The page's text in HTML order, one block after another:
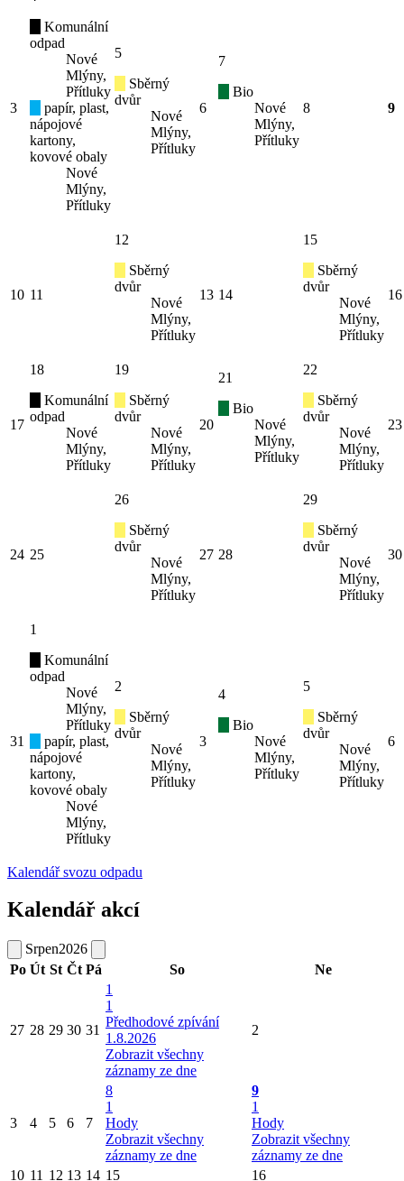
3
Komunální
odpad
Nové
Mlýny,
Přítluky
papír, plast,
nápojové
kartony,
kovové obaly
Nové
Mlýny,
Přítluky
5
Sběrný
dvůr
Nové
Mlýny,
Přítluky
6
7
Bio
Nové
Mlýny,
Přítluky
8 9
10 11
12
Sběrný
dvůr
Nové
Mlýny,
Přítluky
13 14
15
Sběrný
dvůr
Nové
Mlýny,
Přítluky
16
17
18
Komunální
odpad
Nové
Mlýny,
Přítluky
19
Sběrný
dvůr
Nové
Mlýny,
Přítluky
20
21
Bio
Nové
Mlýny,
Přítluky
22
Sběrný
dvůr
Nové
Mlýny,
Přítluky
23
24 25
26
Sběrný
dvůr
Nové
Mlýny,
Přítluky
27 28
29
Sběrný
dvůr
Nové
Mlýny,
Přítluky
30
31
1
Komunální
odpad
Nové
Mlýny,
Přítluky
papír, plast,
nápojové
kartony,
kovové obaly
Nové
Mlýny,
Přítluky
2
Sběrný
dvůr
Nové
Mlýny,
Přítluky
3
4
Bio
Nové
Mlýny,
Přítluky
5
Sběrný
dvůr
Nové
Mlýny,
Přítluky
6
Kalendář svozu odpadu
Kalendář akcí
Srpen2026
Po Út St Čt Pá So Ne
27 28 29 30 31
1
1
Předhodové zpívání
1.8.2026
Zobrazit všechny
záznamy ze dne
2
3 4 5 6 7
8
1
Hody
Zobrazit všechny
záznamy ze dne
9
1
Hody
Zobrazit všechny
záznamy ze dne
10 11 12 13 14 15
16